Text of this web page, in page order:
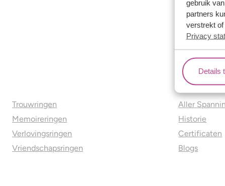
gebruik
partners
verstrekt
Privacy
Details
Trouwringen
Memoireringen
Verlovingsringen
Vriendschapsringen
Over
Aller
Historie
Certificaten
Blogs